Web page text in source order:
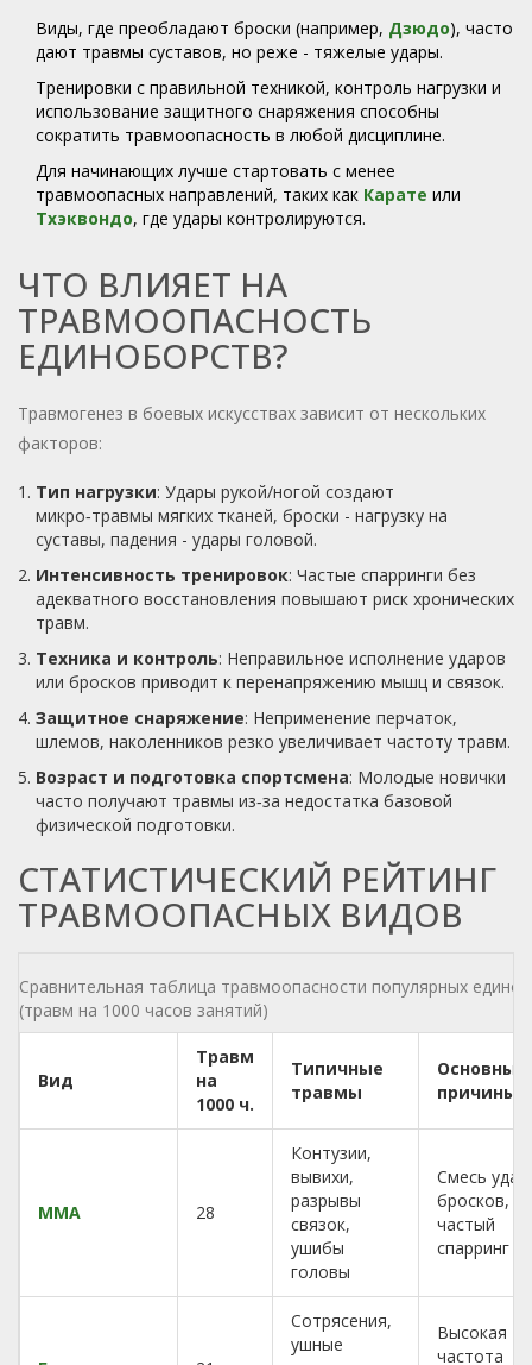
Виды, где преобладают броски (например, Дзюдо), часто
дают травмы суставов, но реже - тяжелые удары.
Тренировки с правильной техникой, контроль нагрузки и
использование защитного снаряжения способны
сократить травмоопасность в любой дисциплине.
Для начинающих лучше стартовать с менее
травмоопасных направлений, таких как Карате или
Тхэквондо, где удары контролируются.
ЧТО ВЛИЯЕТ НА
ТРАВМООПАСНОСТЬ
ЕДИНОБОРСТВ?
Травмогенез в боевых искусствах зависит от нескольких
факторов:
Тип нагрузки: Удары рукой/ногой создают
микро‑травмы мягких тканей, броски - нагрузку на
суставы, падения - удары головой.
Интенсивность тренировок: Частые спарринги без
адекватного восстановления повышают риск хронических
травм.
Техника и контроль: Неправильное исполнение ударов
или бросков приводит к перенапряжению мышц и связок.
Защитное снаряжение: Неприменение перчаток,
шлемов, наколенников резко увеличивает частоту травм.
Возраст и подготовка спортсмена: Молодые новички
часто получают травмы из‑за недостатка базовой
физической подготовки.
СТАТИСТИЧЕСКИЙ РЕЙТИНГ
ТРАВМООПАСНЫХ ВИДОВ
Сравнительная таблица травмоопасности популярных
(травм на 1000 часов занятий)
Вид
Травм
на
1000 ч.
Типичные
травмы
Основные
причины
ММА 28
Контузии,
вывихи,
разрывы
связок,
ушибы
головы
Смесь
бросков,
частый
спарринг
Сотрясения,
ушные
Высокая
частота